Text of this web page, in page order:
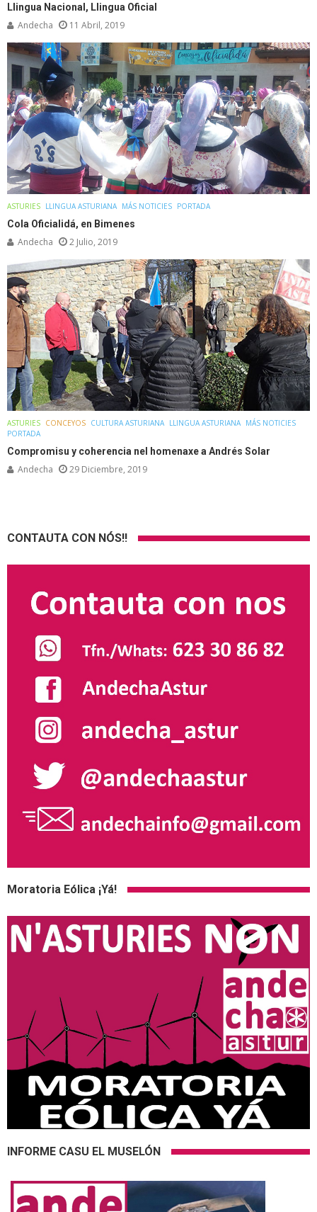
Llingua Nacional, Llingua Oficial
Andecha 11 Abril, 2019
ASTURIES LLINGUA ASTURIANA MÁS NOTICIES PORTADA
Cola Oficialidá, en Bimenes
Andecha 2 Julio, 2019
ASTURIES CONCEYOS CULTURA ASTURIANA LLINGUA ASTURIANA MÁS NOTICIES
PORTADA
Compromisu y coherencia nel homenaxe a Andrés Solar
Andecha 29 Diciembre, 2019
CONTAUTA CON NÓS!!
Moratoria Eólica ¡Yá!
INFORME CASU EL MUSELÓN